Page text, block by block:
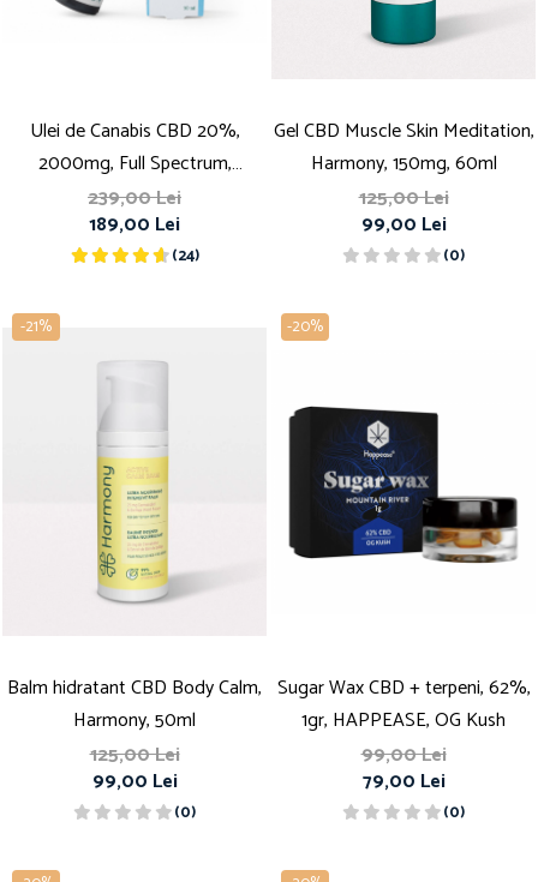
Ulei de Canabis CBD 20%,
2000mg, Full Spectrum,
Premium, 10ml
239,00 Lei
189,00 Lei
(24)
Gel CBD Muscle Skin Meditation,
Harmony, 150mg, 60ml
125,00 Lei
99,00 Lei
(0)
-21%
Balm hidratant CBD Body Calm,
Harmony, 50ml
125,00 Lei
99,00 Lei
(0)
-20%
Sugar Wax CBD + terpeni, 62%,
1gr, HAPPEASE, OG Kush
99,00 Lei
79,00 Lei
(0)